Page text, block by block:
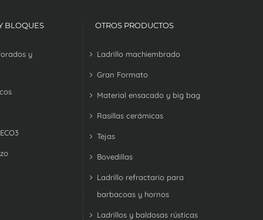
BLOQUES
y
OTROS PRODUCTOS
Ladrillo machiembrado
Gran Formato
Material ensacado y big bag
Rasillas cerámicas
Tejas
Bovedillas
Ladrillo refractario para
barbacoas y hornos
Ladrillos y baldosas rústicas